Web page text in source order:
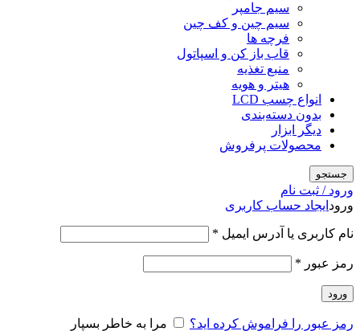
سیم جامپر
سیم چین و کف چین
فرچه ها
قاب باز کن و اسپاتول
منبع تغذیه
هیتر و هویه
انواع چسب LCD
بدون دسته‌بندی
دیگر ابزار
محصولات پرفروش
جستجو
ورود / ثبت نام
ورود ایجاد حساب کاربری
نام کاربری یا آدرس ایمیل *
رمز عبور *
ورود
رمز عبور را فراموش کرده اید؟
مرا به خاطر بسپار